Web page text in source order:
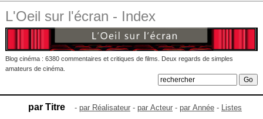
L'Oeil sur l'écran - Index
Blog cinéma : 6380 commentaires et critiques de films. Deux regards de simples
amateurs de cinéma.
par Titre - par Réalisateur- par Acteur- par Année- Listes